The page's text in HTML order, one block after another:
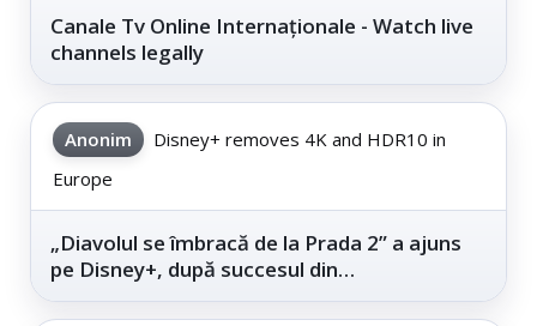
Canale Tv Online Internaționale - Watch live
channels legally
Anonim
Disney+ removes 4K and HDR10 in
Europe
„Diavolul se îmbracă de la Prada 2” a ajuns
pe Disney+, după succesul din